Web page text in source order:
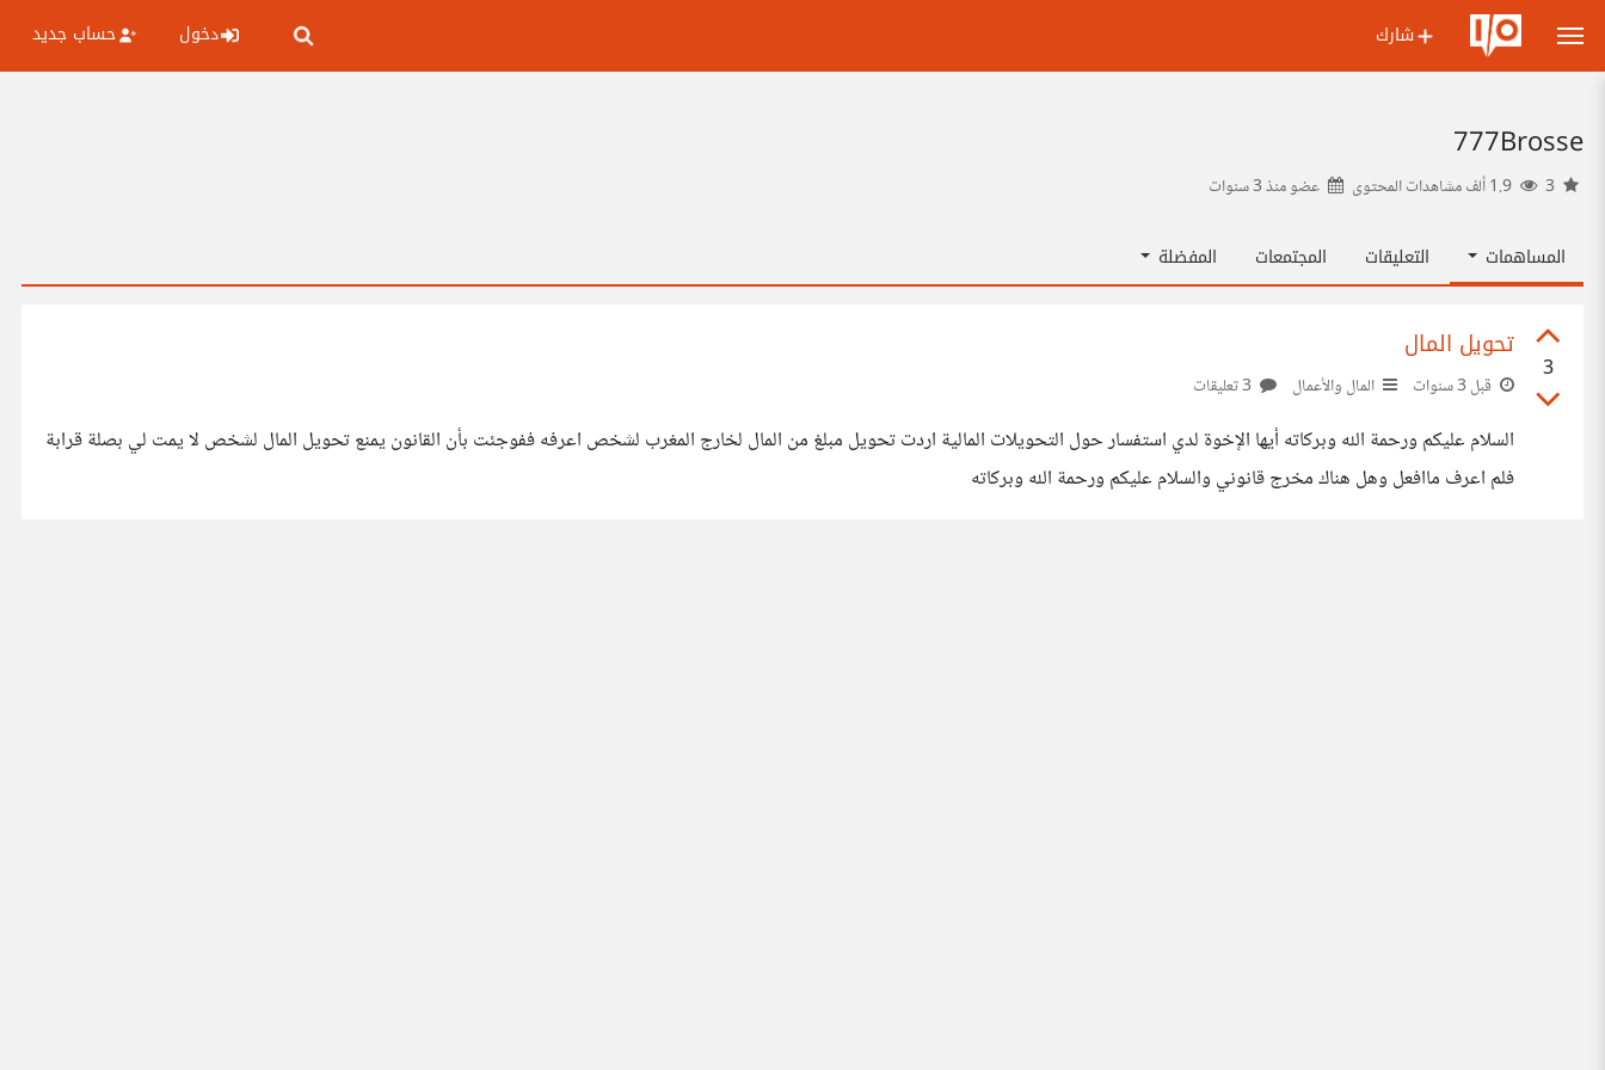
شارك دخول حساب جديد
777Brosse
عضو منذ3 سنوات
المساهمات التعليقات المجتمعات المفضلة
3
تحويل المال
قبل 3 سنوات المال والأعمال
السلام عليكم ورحمة الله وبركاته أيها الإخوة لدي استفسار حول التحويلات المالية اردت تحويل مبلغ من المال لخارج المغرب لشخص اعرفه ففوجئت بأن القانون يمنع تحويل المال لشخص لا يمت لي بصلة قرابة
فلم اعرف ماافعل وهل هناك مخرج قانوني والسلام عليكم ورحمة الله وبركاته